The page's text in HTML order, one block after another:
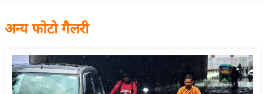
वि
शे
ज्ञ
रा
अन्य फोटो गैलरी